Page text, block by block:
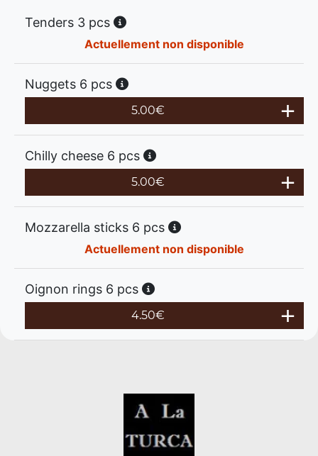
Tenders 3 pcs
Actuellement non disponible
Nuggets 6 pcs
5.00€
Chilly cheese 6 pcs
5.00€
Mozzarella sticks 6 pcs
Actuellement non disponible
Oignon rings 6 pcs
4.50€